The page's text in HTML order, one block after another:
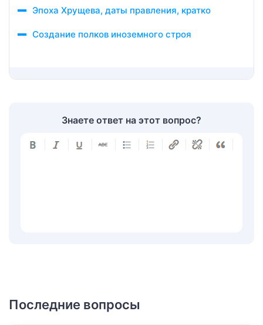
Эпоха Хрущева, даты правления, кратко
Создание полков иноземного строя
Знаете ответ на этот вопрос?
Последние вопросы